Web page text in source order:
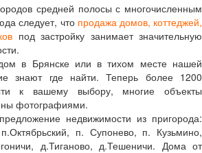
средней полосы с многочисленным
следует, что продажа домов, коттеджей,
под застройку занимает значительную
в Брянске или в тихом месте нашей
знают где найти. Теперь более 1200
к вашему выбору, многие объекты
фотографиями.
недвижимости из пригорода:
п. Супонево, п. Кузьмино,
д.Тиганово, д.Тешеничи. Дома от